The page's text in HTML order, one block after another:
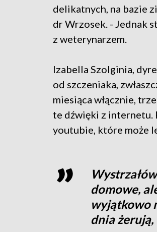
delikatnych, na bazie
dr Wrzosek. - Jednak
z weterynarzem.
Izabella Szolginia,
od szczeniaka,
miesiąca włącznie,
te dźwięki z internetu.
youtubie, które może
domowe,
wyjątkowo
dnia